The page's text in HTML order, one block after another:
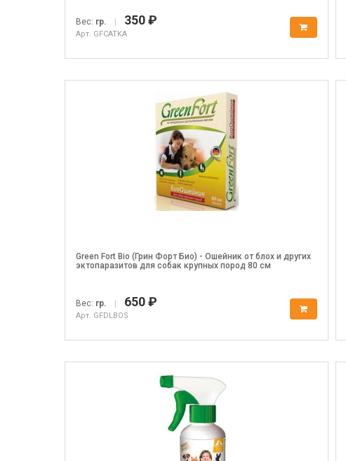
Вес: гр. 350 ₽
Арт. GFCATKA
Green Fort Bio (Грин Форт Био) - Ошейник от блох и других
эктопаразитов для собак крупных пород 80 см
Вес: гр. 650 ₽
Арт. GFDLBOS